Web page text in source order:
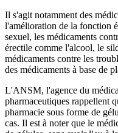
Il s'agit notamment des
l'amélioration de la fonction
sexuel, les médicaments
érectile comme l'alcool, le
médicaments contre les
des médicaments à base de
L'ANSM, l'agence du
pharmaceutiques rappellent
pharmacie sous forme de
cas. Il est à noter que le